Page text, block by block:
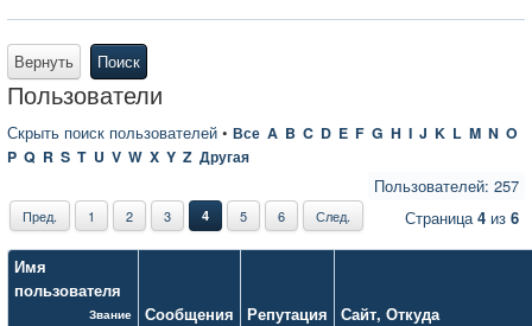
Вернуть Поиск
Пользователи
Скрыть поиск пользователей • Все A B C D E F G H I J K L M N O
P Q R S T U V W X Y Z Другая
Пользователей: 257
Пред. 1 2 3 4 5 6 След. Страница4 из 6
Имя
пользователя
Звание Сообщения Репутация Сайт, Откуда